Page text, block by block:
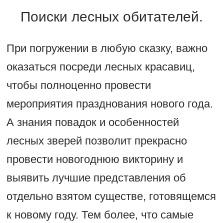
Поиски лесных обитателей.
При погружении в любую сказку, важно
оказаться посреди лесных красавиц,
чтобы полноценно провести
мероприятия празднования нового года.
А знания повадок и особенностей
лесных зверей позволит прекрасно
провести новогоднюю викторину и
выявить лучшие представления об
отдельно взятом существе, готовящемся
к новому году. Тем более, что самые